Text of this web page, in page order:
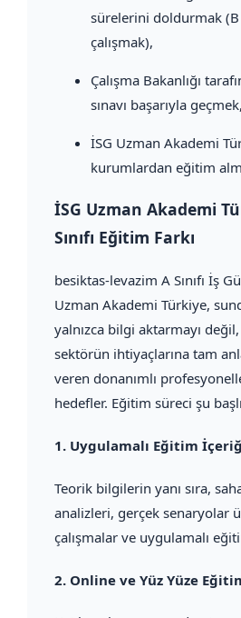
sürelerini doldurmak (B
çalışmak),
Çalışma Bakanlığı
sınavı başarıyla geçmek,
İSG Uzman Akademi
kurumlardan eğitim
İSG Uzman Akademi
Sınıfı Eğitim Farkı
besiktas-levazim A Sınıfı İş
Uzman Akademi Türkiye,
yalnızca bilgi aktarmayı
sektörün ihtiyaçlarına tam
veren donanımlı
hedefler. Eğitim süreci şu
1. Uygulamalı Eğitim
Teorik bilgilerin yanı sıra,
analizleri, gerçek senaryolar
çalışmalar ve uygulamalı
2. Online ve Yüz Yüze